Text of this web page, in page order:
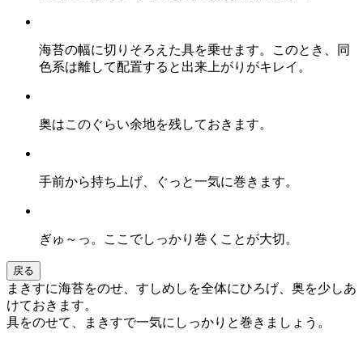
海苔の幅に切りそろえた具を乗せます。このとき、同
色系は離して配置すると出来上がりがキレイ。
奥はこのぐらい余地を残しておきます。
手前から持ち上げ、ぐっと一気に巻きます。
ぎゅ～っ。ここでしっかり巻くことが大切。
戻る
まきすに海苔をのせ、すしめしを全体にひろげ、奥を少しあ
けておきます。
具をのせて、まきすで一気にしっかりと巻きましょう。